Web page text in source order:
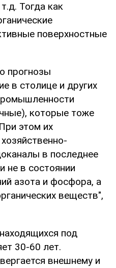
Тогда как
поверхностные
прогнозы
в столице и других
которые тоже
этом их
в последнее
не в состоянии
азота и фосфора, а
веществ",
под
30-60 лет.
внешнему и